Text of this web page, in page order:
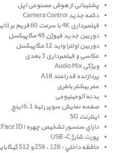
پشتیبانی از هوش مصنوعی اپل
دکمه جدید Camera Control
فیلمبرداری 4K با سرعت 60 فریم بر ثانیه
دوربین جدید فیوژن 48 مگاپیکسل
دوربین اولترا واید 12 مگاپیکسل
عکاسی و فیلمبرداری 3 بعدی
ویژگی Audio Mix
پردازنده قدرتمند A18
عمر بیشتر باطری
بدنه آلومینیومی
صفحه نمايش سوپر رتينا 6.1 اينچ
اینترنت 5G
داراي سنسور تشخيص چهره (Face ID)
پورت شارژ USB-C
حافظه داخلي : 128 ، 256 و 512 گيگابايت